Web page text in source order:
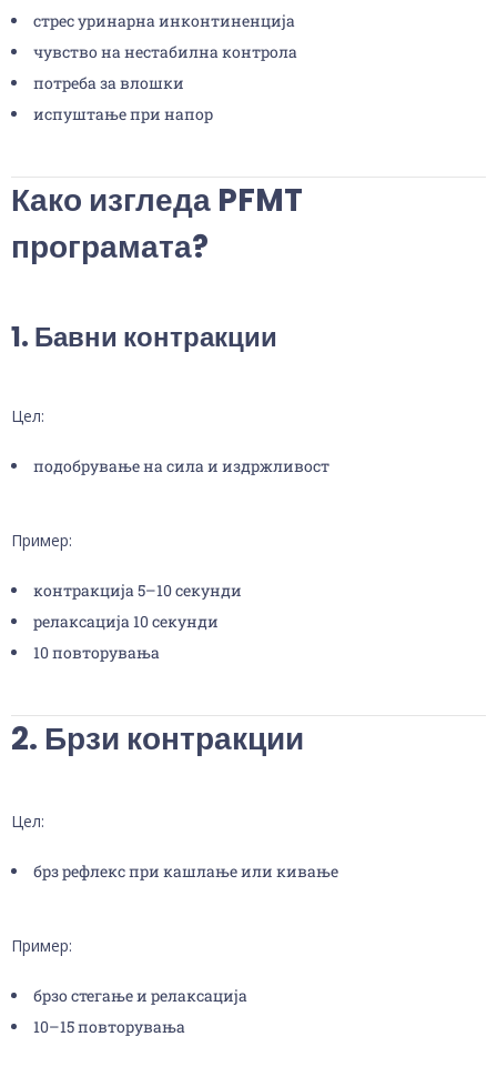
стрес уринарна инконтиненција
чувство на нестабилна контрола
потреба за влошки
испуштање при напор
Како изгледа PFMT
програмата?
1. Бавни контракции
Цел:
подобрување на сила и издржливост
Пример:
контракција 5–10 секунди
релаксација 10 секунди
10 повторувања
2. Брзи контракции
Цел:
брз рефлекс при кашлање или кивање
Пример:
брзо стегање и релаксација
10–15 повторувања